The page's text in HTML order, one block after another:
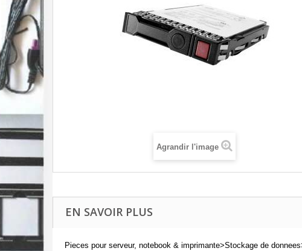
Agrandir l'image
EN SAVOIR PLUS
Pieces pour serveur, notebook & imprimante>Stockage de